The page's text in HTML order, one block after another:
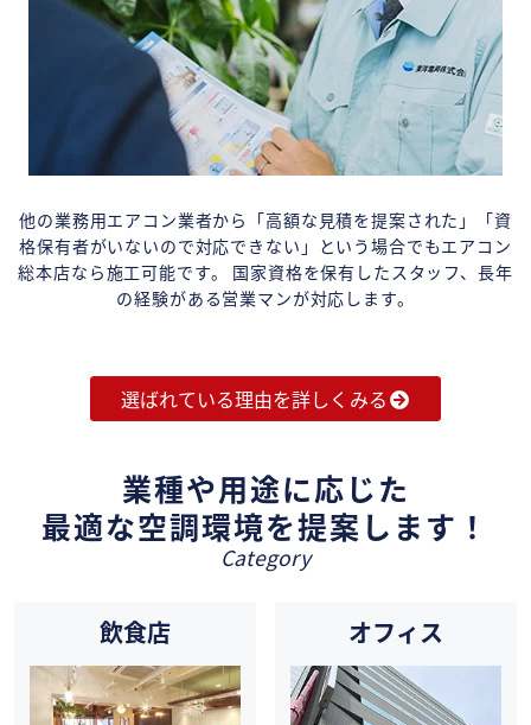
他の業務用エアコン業者から「高額な見積を提案された」「資
格保有者がいないので対応できない」という場合でもエアコン
総本店なら施工可能です。 国家資格を保有したスタッフ、長年
の経験がある営業マンが対応します。
選ばれている理由を詳しくみる
業種や用途に応じた
最適な空調環境を提案します！
Category
飲食店 オフィス